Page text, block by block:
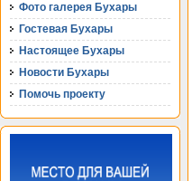
Фото галерея Бухары
Гостевая Бухары
Настоящее Бухары
Новости Бухары
Помочь проекту